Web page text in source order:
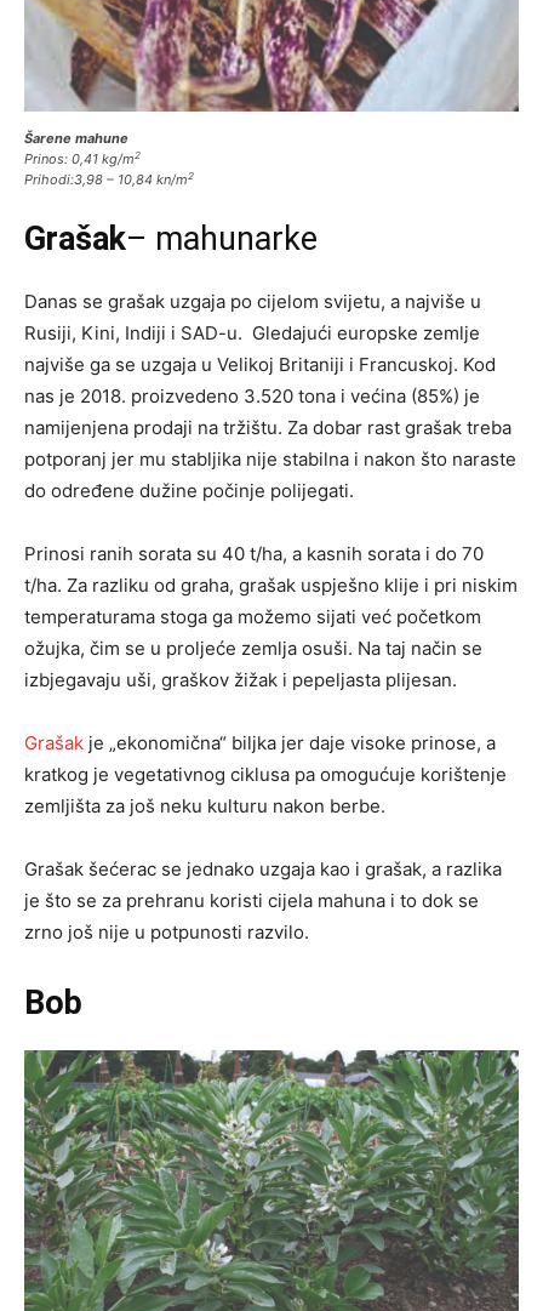
Šarene mahune
Prinos: 0,41 kg/m2
Prihodi:3,98 – 10,84 kn/m2
Grašak– mahunarke
Danas se grašak uzgaja po cijelom svijetu, a najviše u
Rusiji, Kini, Indiji i SAD-u. Gledajući europske zemlje
najviše ga se uzgaja u Velikoj Britaniji i Francuskoj. Kod
nas je 2018. proizvedeno 3.520 tona i većina (85%) je
namijenjena prodaji na tržištu. Za dobar rast grašak treba
potporanj jer mu stabljika nije stabilna i nakon što naraste
do određene dužine počinje polijegati.
Prinosi ranih sorata su 40 t/ha, a kasnih sorata i do 70
t/ha. Za razliku od graha, grašak uspješno klije i pri niskim
temperaturama stoga ga možemo sijati već početkom
ožujka, čim se u proljeće zemlja osuši. Na taj način se
izbjegavaju uši, graškov žižak i pepeljasta plijesan.
Grašak je „ekonomična“ biljka jer daje visoke prinose, a
kratkog je vegetativnog ciklusa pa omogućuje korištenje
zemljišta za još neku kulturu nakon berbe.
Grašak šećerac se jednako uzgaja kao i grašak, a razlika
je što se za prehranu koristi cijela mahuna i to dok se
zrno još nije u potpunosti razvilo.
Bob